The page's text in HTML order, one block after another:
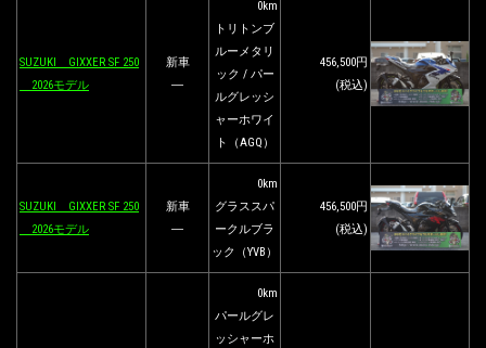
SUZUKI GIXXER SF 250
2026モデル
新車
―
0km
トリトンブ
ルーメタリ
ック / パー
ルグレッシ
ャーホワイ
ト（AGQ）
456,500円
(税込)
SUZUKI GIXXER SF 250
2026モデル
新車
―
0km
グラススパ
ークルブラ
ック（YVB）
456,500円
(税込)
0km
パールグレ
ッシャーホ